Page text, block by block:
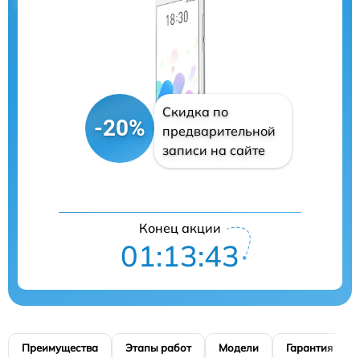
-20%
Скидка по
предварительной
записи на сайте
Конец акции
01:13:42
Преимущества Этапы работ Модели Гарантия